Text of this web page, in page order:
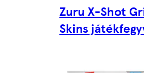
Zuru X-Shot
Skins